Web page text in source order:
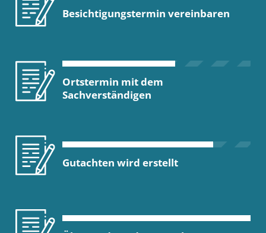
Besichtigungstermin vereinbaren
Ortstermin mit dem
Sachverständigen
Gutachten wird erstellt